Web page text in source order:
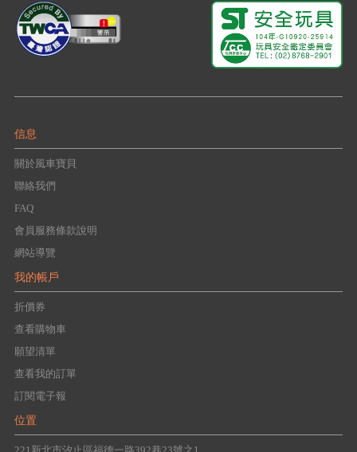
信息
關於風車寶貝
聯絡我們
FAQ
會員服務條款說明
網站導覽
我的帳戶
折價券
查看購物車
願望清單
查看我的訂單
訂閱電子報
位置